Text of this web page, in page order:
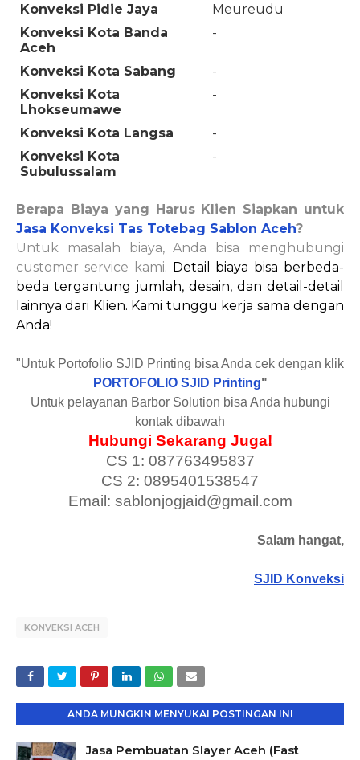
Konveksi Pidie Jaya
Meureudu
Konveksi Kota Banda
Aceh
-
Konveksi Kota Sabang
-
Konveksi Kota
Lhokseumawe
-
Konveksi Kota Langsa
-
Konveksi Kota
Subulussalam
-
Berapa Biaya yang Harus Klien Siapkan untuk
Jasa Konveksi Tas Totebag Sablon Aceh?
Untuk masalah biaya, Anda bisa menghubungi
customer service kami. Detail biaya bisa berbeda-
beda tergantung jumlah, desain, dan detail-detail
lainnya dari Klien. Kami tunggu kerja sama dengan
Anda!
"Untuk Portofolio SJID Printing bisa Anda cek dengan klik
PORTOFOLIO SJID Printing"
Untuk pelayanan Barbor Solution bisa Anda hubungi
kontak dibawah
Hubungi Sekarang Juga!
CS 1: 087763495837
CS 2: 0895401538547
Email: sablonjogjaid@gmail.com
Salam hangat,
SJID Konveksi
KONVEKSI ACEH
ANDA MUNGKIN MENYUKAI POSTINGAN INI
Jasa Pembuatan Slayer Aceh (Fast